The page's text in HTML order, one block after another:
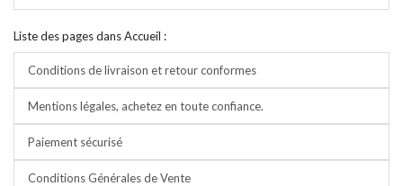
Liste des pages dans Accueil :
Conditions de livraison et retour conformes
Mentions légales, achetez en toute confiance.
Paiement sécurisé
Conditions Générales de Vente